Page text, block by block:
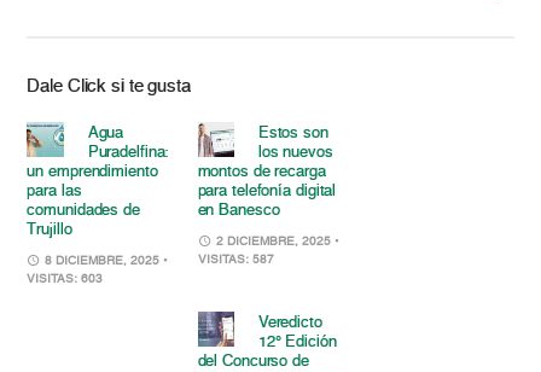
Dale Click si te gusta
Agua
Puradelfina:
un emprendimiento
para las
comunidades de
Trujillo
8 DICIEMBRE, 2025 •
VISITAS: 603
Estos son
los nuevos
montos de recarga
para telefonía digital
en Banesco
2 DICIEMBRE, 2025 •
VISITAS: 587
Veredicto
12° Edición
del Concurso de